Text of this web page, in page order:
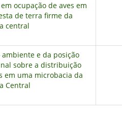
ocupação de aves em
de terra firme da
central
ambiente e da posição
sobre a distribuição
em uma microbacia da
Central